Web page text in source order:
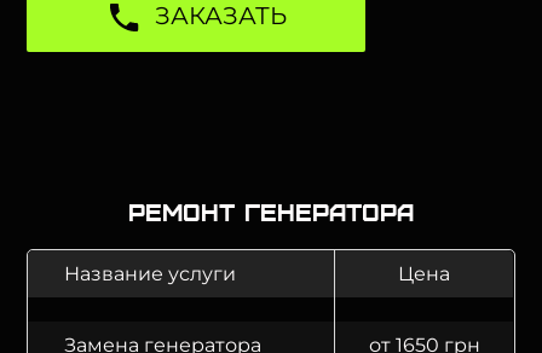
ЗАКАЗАТЬ
Ремонт генератора
Название услуги Цена
Замена генератора от 1650 грн